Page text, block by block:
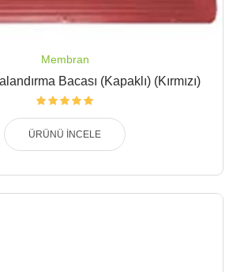
Membran
Bacası (Kapaklı) (Kırmızı)
ÜRÜNÜ İNCELE